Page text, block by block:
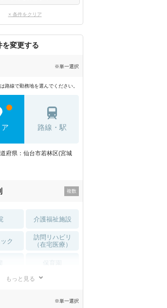
× 条件をクリア
を変更する
※単一選択
路線で勤務地を選んでください。
路線・駅
府県：仙台市若林区(宮城
介護福祉施設
ク
訪問リハビリ
（在宅医療）
もっと見る
※単一選択